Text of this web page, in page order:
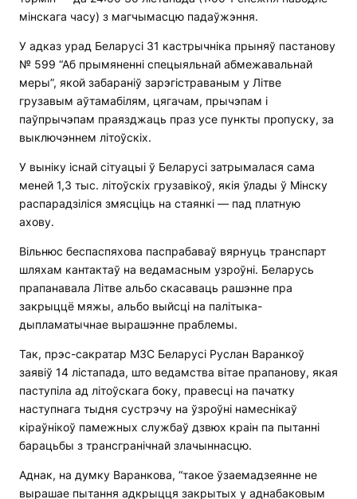
мінскага часу) з магчымасцю падаўжэння.
У адказ урад Беларусі 31 кастрычніка прыняў пастанову
№ 599 “Аб прымяненні спецыяльнай абмежавальнай
меры”, якой забараніў зарэгістраваным у Літве
грузавым аўтамабілям, цягачам, прычэпам і
паўпрычэпам праязджаць праз усе пункты пропуску, за
выключэннем літоўскіх.
У выніку існай сітуацыі ў Беларусі затрымалася сама
меней 1,3 тыс. літоўскіх грузавікоў, якія ўлады ў Мінску
распарадзіліся змясціць на стаянкі — пад платную
ахову.
Вільнюс беспаспяхова паспрабаваў вярнуць транспарт
шляхам кантактаў на ведамасным узроўні. Беларусь
прапанавала Літве альбо скасаваць рашэнне пра
закрыццё мяжы, альбо выйсці на палітыка-
дыпламатычнае вырашэнне праблемы.
Так, прэс-сакратар МЗС Беларусі Руслан Варанкоў
заявіў 14 лістапада, што ведамства вітае прапанову, якая
паступіла ад літоўскага боку, правесці на пачатку
наступнага тыдня сустрэчу на ўзроўні намеснікаў
кіраўнікоў памежных службаў дзвюх краін па пытанні
барацьбы з трансгранічнай злачыннасцю.
Аднак, на думку Варанкова, “такое ўзаемадзеянне не
вырашае пытання адкрыцця закрытых у аднабаковым